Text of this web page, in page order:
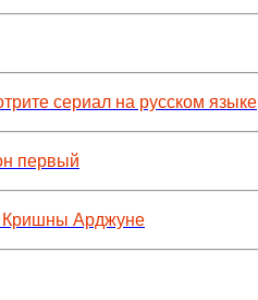
сериал на русском языке
первый
Кришны Арджуне